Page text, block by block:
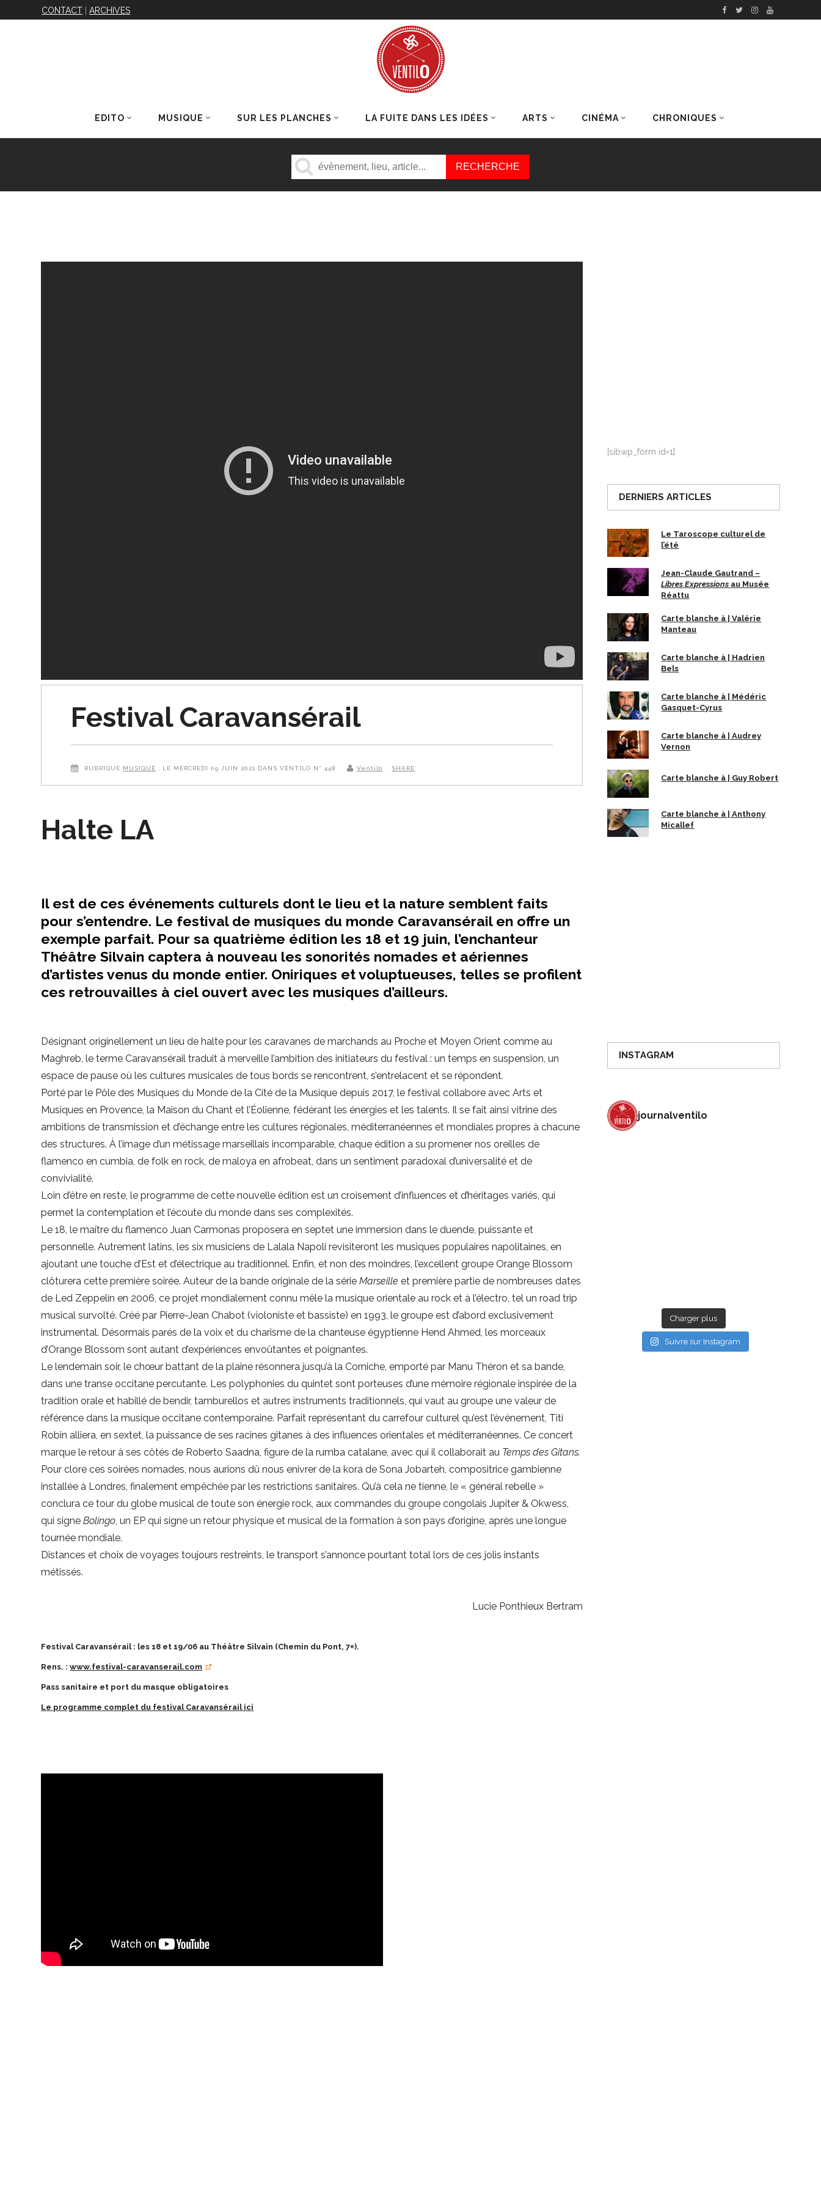
CONTACT |ARCHIVES
EDITO MUSIQUE SUR LES PLANCHES LA FUITE DANS LES IDÉES ARTS CINÉMA CHRONIQUES
DERNIERS ARTICLES
Festival Caravansérail
RUBRIQUE MUSIQUE , LE MERCREDI 09 JUIN 2021 DANS VENTILO N° 448 Ventilo SHARE
Halte LA
Il est de ces événements culturels dont le lieu et la nature semblent faits
pour s’entendre. Le festival de musiques du monde Caravansérail en offre un
exemple parfait. Pour sa quatrième édition les 18 et 19 juin, l’enchanteur
Théâtre Silvain captera à nouveau les sonorités nomades et aériennes
d’artistes venus du monde entier. Oniriques et voluptueuses, telles se profilent
ces retrouvailles à ciel ouvert avec les musiques d’ailleurs.
Désignant originellement un lieu de halte pour les caravanes de marchands au Proche et Moyen Orient comme au
Maghreb, le terme Caravansérail traduit à merveille l’ambition des initiateurs du festival : un temps en suspension, un
espace de pause où les cultures musicales de tous bords se rencontrent, s’entrelacent et se répondent.
Porté par le Pôle des Musiques du Monde de la Cité de la Musique depuis 2017, le festival collabore avec Arts et
Musiques en Provence, la Maison du Chant et l’Éolienne, fédérant les énergies et les talents. Il se fait ainsi vitrine des
ambitions de transmission et d’échange entre les cultures régionales, méditerranéennes et mondiales propres à chacune
des structures. À l’image d’un métissage marseillais incomparable, chaque édition a su promener nos oreilles de
flamenco en cumbia, de folk en rock, de maloya en afrobeat, dans un sentiment paradoxal d’universalité et de
convivialité.
Loin d’être en reste, le programme de cette nouvelle édition est un croisement d’influences et d’héritages variés, qui
permet la contemplation et l’écoute du monde dans ses complexités.
Le 18, le maître du flamenco Juan Carmonas proposera en septet une immersion dans le duende, puissante et
personnelle. Autrement latins, les six musiciens de Lalala Napoli revisiteront les musiques populaires napolitaines, en
ajoutant une touche d’Est et d’électrique au traditionnel. Enfin, et non des moindres, l’excellent groupe Orange Blossom
clôturera cette première soirée. Auteur de la bande originale de la sérieMarseille et première partie de nombreuses dates
de Led Zeppelin en 2006, ce projet mondialement connu mêle la musique orientale au rock et à l’électro, tel un road trip
musical survolté. Créé par Pierre-Jean Chabot (violoniste et bassiste) en 1993, le groupe est d’abord exclusivement
instrumental. Désormais parés de la voix et du charisme de la chanteuse égyptienne Hend Ahmed, les morceaux
d’Orange Blossom sont autant d’expériences envoûtantes et poignantes.
Le lendemain soir, le chœur battant de la plaine résonnera jusqu’à la Corniche, emporté par Manu Théron et sa bande,
dans une transe occitane percutante. Les polyphonies du quintet sont porteuses d’une mémoire régionale inspirée de la
tradition orale et habillé de bendir, tamburellos et autres instruments traditionnels, qui vaut au groupe une valeur de
référence dans la musique occitane contemporaine. Parfait représentant du carrefour culturel qu’est l’événement, Titi
Robin alliera, en sextet, la puissance de ses racines gitanes à des influences orientales et méditerranéennes. Ce concert
marque le retour à ses côtés de Roberto Saadna, figure de la rumba catalane, avec qui il collaborait au Temps des Gitans.
Pour clore ces soirées nomades, nous aurions dû nous enivrer de la kora de Sona Jobarteh, compositrice gambienne
installée à Londres, finalement empêchée par les restrictions sanitaires. Qu’à cela ne tienne, le « général rebelle »
conclura ce tour du globe musical de toute son énergie rock, aux commandes du groupe congolais Jupiter & Okwess,
qui signeBolingo, un EP qui signe un retour physique et musical de la formation à son pays d’origine, après une longue
tournée mondiale.
Distances et choix de voyages toujours restreints, le transport s’annonce pourtant total lors de ces jolis instants
métissés.
Lucie Ponthieux Bertram
Festival Caravansérail : les 18 et 19/06 au Théâtre Silvain (Chemin du Pont, 7e).
Rens. :www.festival-caravanserail.com
Pass sanitaire et port du masque obligatoires
Le programme complet du festival Caravansérail ici
[sibwp_form id=1]
DERNIERS ARTICLES
Le Taroscope culturel de
l’été
Jean-Claude Gautrand –
Libres Expressions au Musée
Réattu
Carte blanche à | Valérie
Manteau
Carte blanche à | Hadrien
Bels
Carte blanche à | Médéric
Gasquet-Cyrus
Carte blanche à | Audrey
Vernon
Carte blanche à | Guy Robert
Carte blanche à | Anthony
Micallef
INSTAGRAM
journalventilo
Charger plus
Suivre sur Instagram